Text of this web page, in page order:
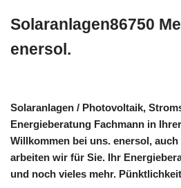
Solaranlagen86750
enersol.
Solaranlagen / Photovoltaik,
Energieberatung Fachmann in
Willkommen bei uns. enersol, auch
arbeiten wir für Sie. Ihr
und noch vieles mehr.